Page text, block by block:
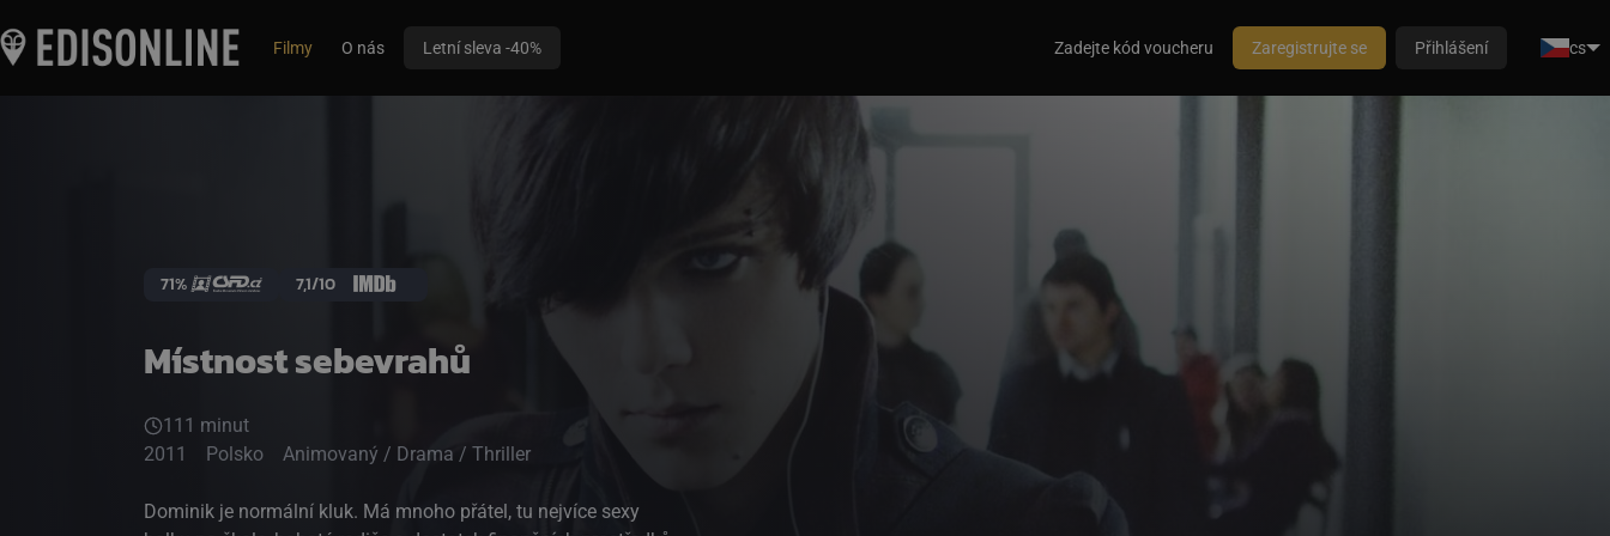
Filmy O nás Letní sleva -40% Zadejte kód voucheru Zaregistrujte se Přihlášení cs
Místnost sebevrahů
71% 7,1/10
111 minut
2011
Polsko Animovaný / Drama / Thriller
Dominik je normální kluk. Má mnoho přátel, tu nejvíce sexy